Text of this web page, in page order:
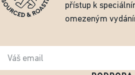
přístup k
omezeným